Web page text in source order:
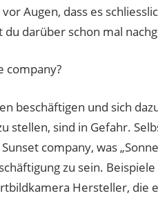
Augen, dass es
darüber schon mal
company?
beschäftigen und sich
stellen, sind in Gefahr.
company, was
zu sein.
Hersteller, die